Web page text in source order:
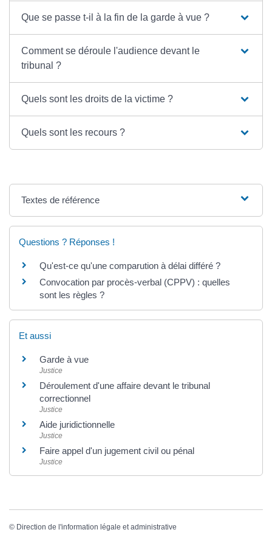
Que se passe t-il à la fin de la garde à vue ?
Comment se déroule l'audience devant le
tribunal ?
Quels sont les droits de la victime ?
Quels sont les recours ?
Textes de référence
Questions ? Réponses !
Qu'est-ce qu'une comparution à délai différé ?
Convocation par procès-verbal (CPPV) : quelles
sont les règles ?
Et aussi
Garde à vue
Justice
Déroulement d'une affaire devant le tribunal
correctionnel
Justice
Aide juridictionnelle
Justice
Faire appel d'un jugement civil ou pénal
Justice
© Direction de l'information légale et administrative